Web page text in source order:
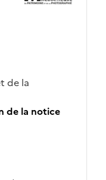
de la
de la notice